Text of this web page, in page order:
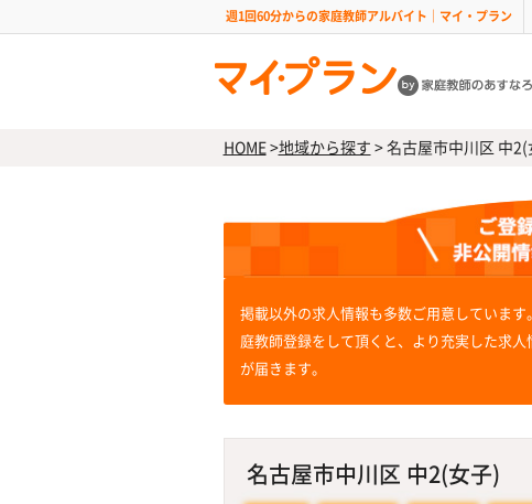
週1回60分からの家庭教師アルバイト｜マイ・プラン
HOME>地域から探す >名古屋市中川区 中2(
掲載以外の求人情報も多数ご用意しています
庭教師登録をして頂くと、より充実した求人
が届きます。
名古屋市中川区 中2(女子)